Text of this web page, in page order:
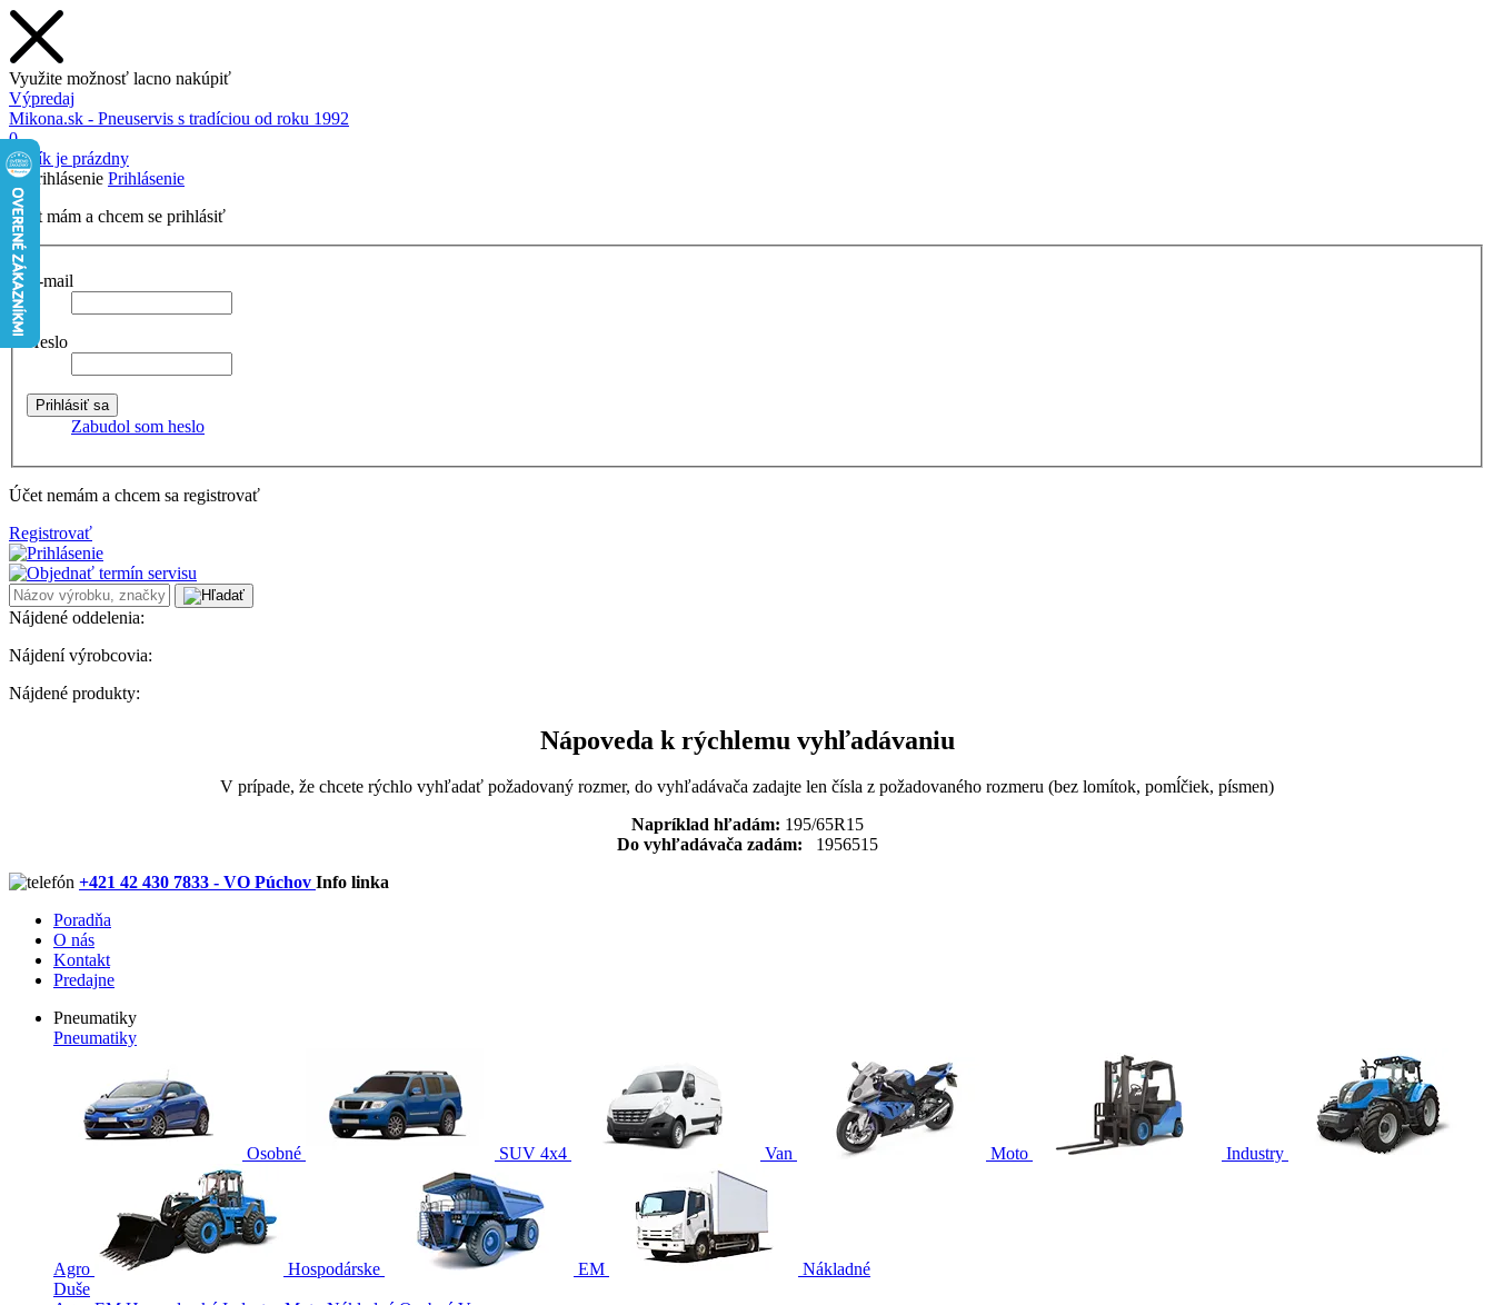
Využite možnosť lacno nakúpiť
Výpredaj
Mikona.sk - Pneuservis s tradíciou od roku 1992
0
Košík je prázdny
Prihlásenie
Účet mám a chcem se prihlásiť
E-mail
Heslo
Zabudol som heslo
Účet nemám a chcem sa registrovať
Registrovať
Nájdené oddelenia:
Nájdení výrobcovia:
Nájdené produkty:
Nápoveda k rýchlemu vyhľadávaniu
V prípade, že chcete rýchlo vyhľadať požadovaný rozmer, do vyhľadávača zadajte len čísla z požadovaného rozmeru (bez lomítok, pomĺčiek, písmen)
Napríklad hľadám: 195/65R15
Do vyhľadávača zadám: 1956515
+421 42 430 7833 - VO Púchov Info linka
Poradňa
O nás
Kontakt
Predajne
Pneumatiky
Pneumatiky
Osobné SUV 4x4 Van Moto Industry
Agro Hospodárske EM
Nákladné
Duše